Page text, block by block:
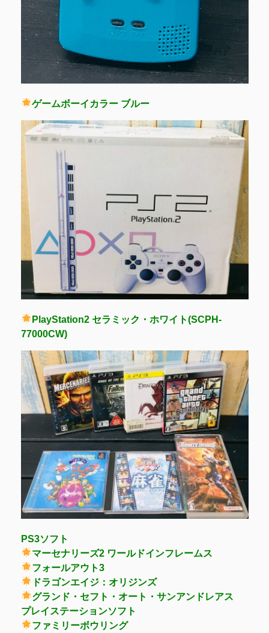
ゲームボーイカラー ブルー
PlayStation2 セラミック・ホワイト(SCPH-
77000CW)
PS3ソフト
マーセナリーズ2 ワールドインフレームス
フォールアウト3
ドラゴンエイジ：オリジンズ
グランド・セフト・オート・サンアンドレアス
プレイステーションソフト
ファミリーボウリング